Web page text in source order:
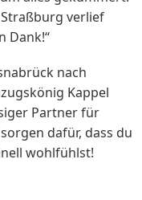
verlief
Dank!“
nach
Kappel
Partner für
dafür, dass du
wohlfühlst!